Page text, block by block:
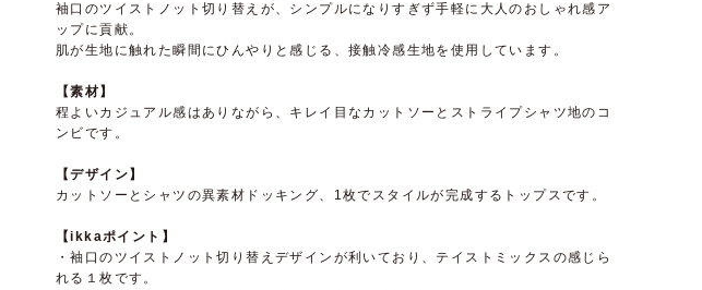
袖口のツイストノット切り替えが、シンプルになりすぎず手軽に大人のおしゃれ感ア
ップに貢献。
肌が生地に触れた瞬間にひんやりと感じる、接触冷感生地を使用しています。
【素材】
程よいカジュアル感はありながら、キレイ目なカットソーとストライプシャツ地のコ
ンビです。
【デザイン】
カットソーとシャツの異素材ドッキング、1枚でスタイルが完成するトップスです。
【ikkaポイント】
・袖口のツイストノット切り替えデザインが利いており、テイストミックスの感じら
れる１枚です。